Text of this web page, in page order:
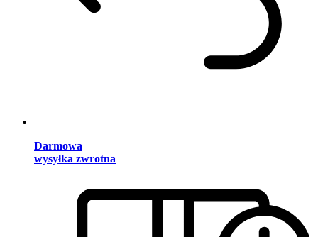
Darmowa
wysyłka zwrotna